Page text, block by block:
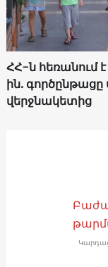
ՀՀ-ն հեռանում
ին. գործընթացը
վերջնակետից